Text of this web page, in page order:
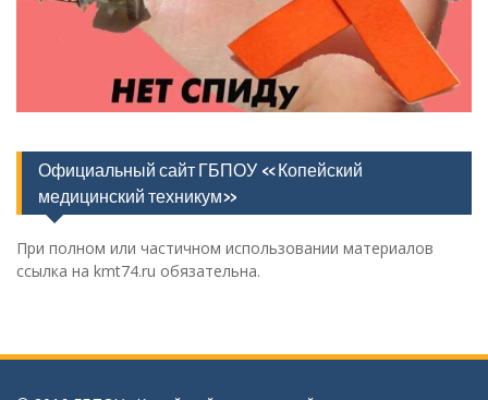
Официальный сайт ГБПОУ «Копейский
медицинский техникум»
При полном или частичном использовании материалов
ссылка на kmt74.ru обязательна.